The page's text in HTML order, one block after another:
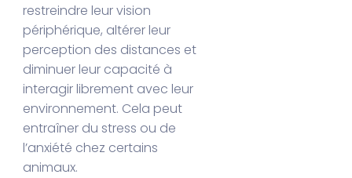
restreindre leur vision
périphérique, altérer leur
perception des distances et
diminuer leur capacité à
interagir librement avec leur
environnement. Cela peut
entraîner du stress ou de
l’anxiété chez certains
animaux.